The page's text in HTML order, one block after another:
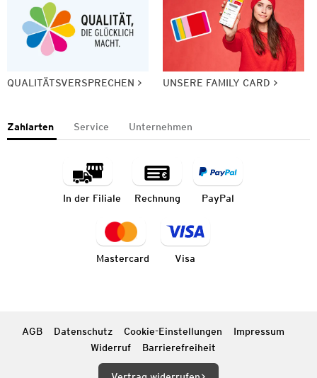
QUALITÄTSVERSPRECHEN UNSERE FAMILY CARD
Zahlarten Service Unternehmen
In der Filiale Rechnung PayPal
Mastercard Visa
AGB Datenschutz Cookie-Einstellungen
Impressum
Widerruf
Barrierefreiheit